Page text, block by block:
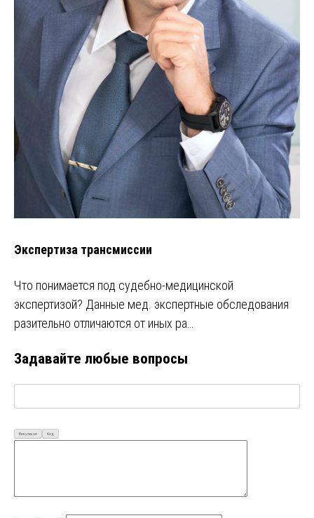
Экспертиза трансмиссии
Что понимается под судебно-медицинской
экспертизой? Данные мед. экспертные обследования
разительно отличаются от иных ра…
Задавайте любые вопросы
Визуально Код